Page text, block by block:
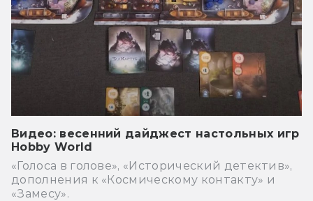
Видео: весенний дайджест настольных игр
Hobby World
«Голоса в голове», «Исторический детектив»,
дополнения к «Космическому контакту» и
«Замесу».